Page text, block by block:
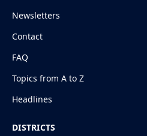
Newsletters
Contact
FAQ
Topics from A to Z
Headlines
DISTRICTS